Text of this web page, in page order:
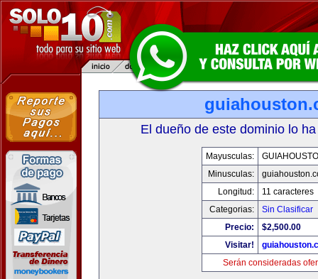
El dueño de este dominio lo
Mayusculas:
Minusculas:
Longitud:
11 caracteres
Categorias:
Sin Clasificar
Precio:
$2,500.00
Visitar!
Serán consideradas